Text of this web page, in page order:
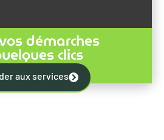
démarches
clics
aux services